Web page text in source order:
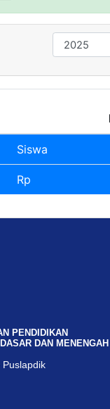
Siswa
Rp
PENDIDIKAN
DAN MENENGAH